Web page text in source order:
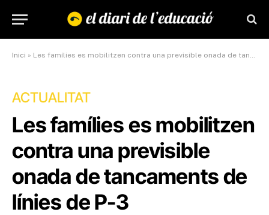
Inici » Les famílies es mobilitzen contra una previsible onada de tancaments de línies de P-3
ACTUALITAT
Les famílies es mobilitzen
contra una previsible
onada de tancaments de
línies de P-3